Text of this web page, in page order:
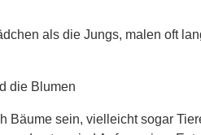
als die Jungs, malen oft
die Blumen
Bäume sein, vielleicht sogar